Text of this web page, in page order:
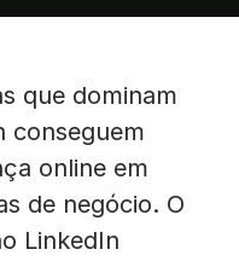
que dominam
conseguem
online em
de negócio. O
LinkedIn